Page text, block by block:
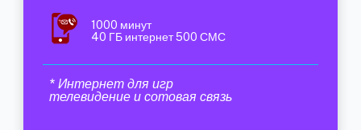
1000 минут
40 ГБ интернет 500 СМС
* Интернет для игр
телевидение и сотовая связь